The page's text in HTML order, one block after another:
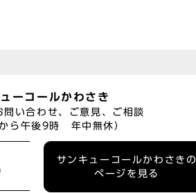
ーコールかわさき
問い合わせ、ご意見、ご相談
から午後9時 年中無休）
サンキューコールかわさきの
ページを見る